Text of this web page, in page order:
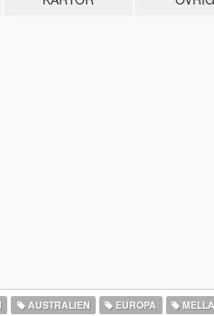
AUSTRALIEN EUROPA